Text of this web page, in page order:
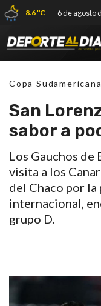
8.6 ºC 6 de agosto
Copa Sudamericana
San
sabor a
Los Gauchos de
visita a los
del Chaco por
internacional,
grupo D.